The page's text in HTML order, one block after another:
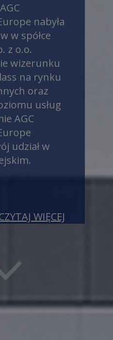
nabyła
w spółce
z o.o.
wizerunku
na rynku
oraz
usług
AGC
udział w
WIĘCEJ